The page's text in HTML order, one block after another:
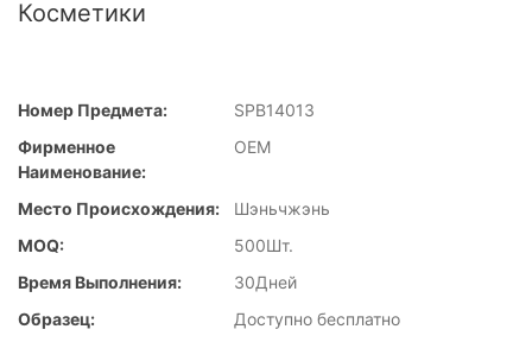
Косметики
Номер Предмета:
SPB14013
Фирменное
Наименование:
OEM
Место Происхождения:
Шэньчжэнь
MOQ:
500Шт.
Время Выполнения:
30Дней
Образец:
Доступно бесплатно